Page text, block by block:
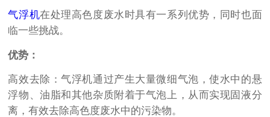
气浮机在处理高色度废水时具有一系列优势，同时也面
临一些挑战。
优势：
高效去除：气浮机通过产生大量微细气泡，使水中的悬
浮物、油脂和其他杂质附着于气泡上，从而实现固液分
离，有效去除高色度废水中的污染物。